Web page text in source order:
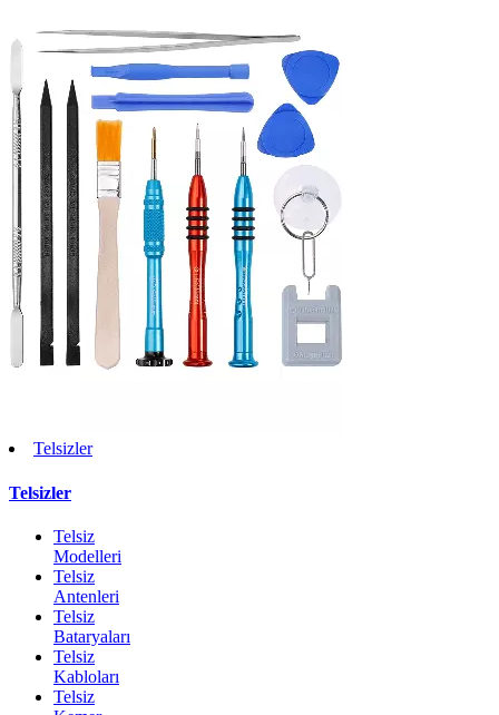
Telsizler
Telsizler
Telsiz
Modelleri
Telsiz
Antenleri
Telsiz
Bataryaları
Telsiz
Kabloları
Telsiz